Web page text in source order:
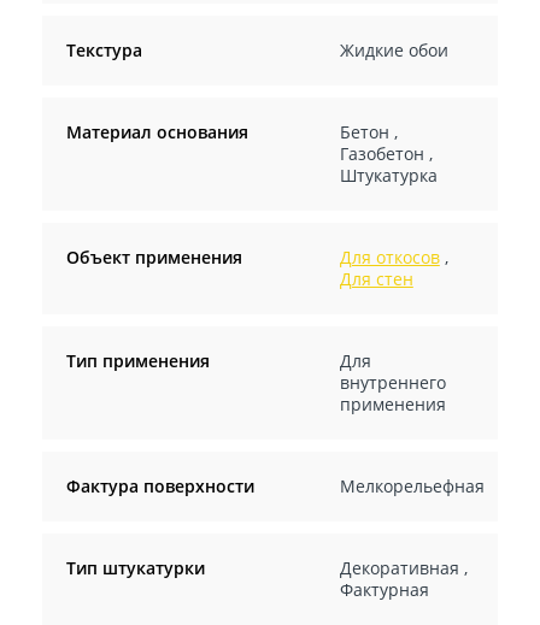
Текстура Жидкие обои
Материал основания Бетон ,
Газобетон ,
Штукатурка
Объект применения Для откосов,
Для стен
Тип применения
Для
внутреннего
применения
Фактура поверхности Мелкорельефная
Тип штукатурки Декоративная ,
Фактурная